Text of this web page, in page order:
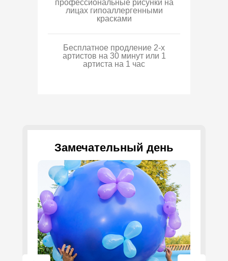
профессиональные рисунки на
лицах гипоаллергенными
красками
Бесплатное продление 2-х
артистов на 30 минут или 1
артиста на 1 час
Замечательный день